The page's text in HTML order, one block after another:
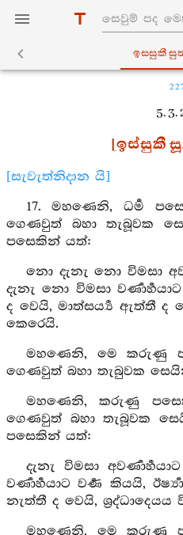
5. 3.
[ඉස්සුකී
[සැවැත්නිදාන යි]
17. මහණෙනි, ධර්‍ම
ගෙණවුත් බහා තැබූවක
පසෙකින් යත්:
නො දැනැ නො විමසා
දැනැ නො විමසා
ද වෙයි, මාත්සර්‍ය්‍ය ඇත්තී ද
කෙරෙයි.
මහණෙනි, මෙ කරුණු
ගෙණවුත් බහා තැබුවක
මහණෙනි, කරුණු
ගෙණවුත් බහා තැබූවක
පසෙකින් යත්:
දැනැ විමසා
වර්‍ණාර්‍හයාට වර්‍ණ කියයි,
නැත්තී ද වෙයි,
මහණෙනි, මෙ කරුණු